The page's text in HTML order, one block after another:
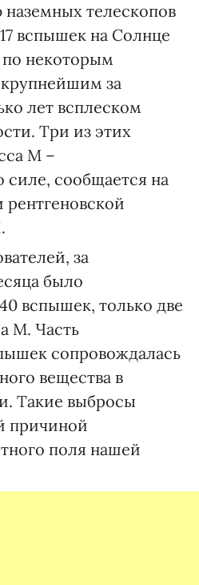
телескопов
вспышек на Солнце
по некоторым
за
лет всплеском
Три из этих
М –
силе, сообщается на
за
было
вспышек, только две
М. Часть
сопровождалась
вещества в
Такие выбросы
причиной
поля нашей